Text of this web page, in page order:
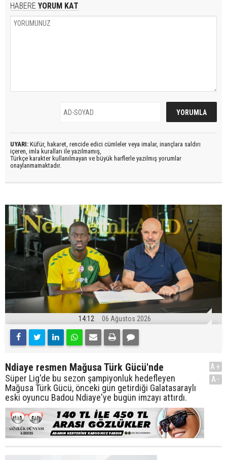
HABERE YORUM KAT
UYARI: Küfür, hakaret, rencide edici cümleler veya imalar, inançlara saldırı
içeren, imla kuralları ile yazılmamış,
Türkçe karakter kullanılmayan ve büyük harflerle yazılmış yorumlar
onaylanmamaktadır.
14:12 06 Ağustos 2026
Ndiaye resmen Mağusa Türk Gücü'nde
Süper Lig'de bu sezon şampiyonluk hedefleyen
Mağusa Türk Gücü, önceki gün getirdiği Galatasaraylı
eski oyuncu Badou Ndiaye'ye bugün imzayı attırdı.
A+
A-